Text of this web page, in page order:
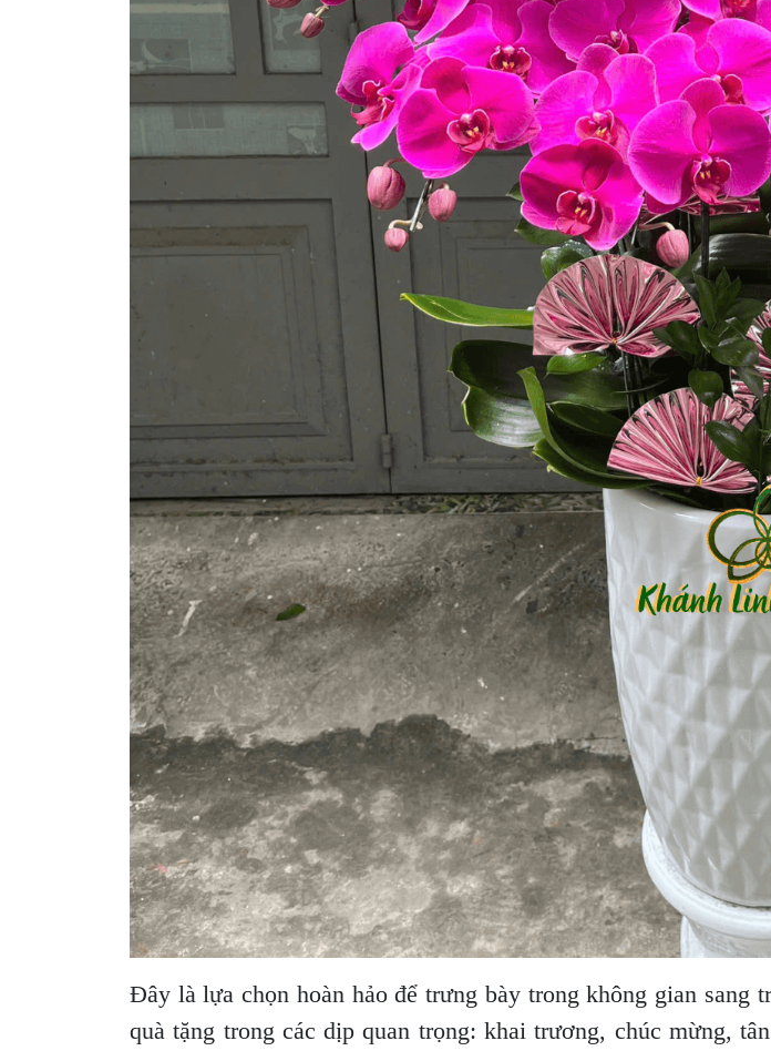
Đây là lựa chọn hoàn hảo để trưng bày trong không gian sang
quà tặng trong các dịp quan trọng: khai trương, chúc mừng,